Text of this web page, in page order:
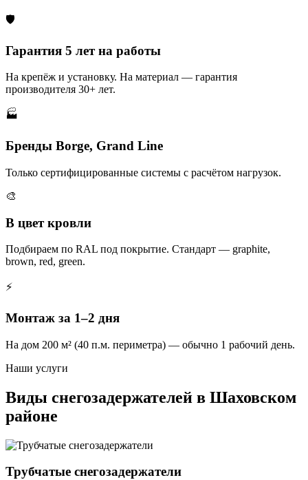
🛡️
Гарантия 5 лет на работы
На крепёж и установку. На материал — гарантия
производителя 30+ лет.
🏭
Бренды Borge, Grand Line
Только сертифицированные системы с расчётом нагрузок.
🎨
В цвет кровли
Подбираем по RAL под покрытие. Стандарт — graphite,
brown, red, green.
⚡
Монтаж за 1–2 дня
На дом 200 м² (40 п.м. периметра) — обычно 1 рабочий день.
Наши услуги
Виды снегозадержателей в Шаховском
районе
Трубчатые снегозадержатели